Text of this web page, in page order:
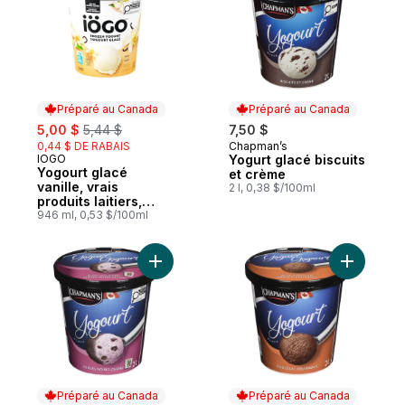
Préparé au Canada
sale:
5,00 $ , formerly:
5,44 $
0,44 $ DE RABAIS
Préparé au Canada
IÖGO
Yogourt glacé
vanille, vrais
produits laitiers,
cont.
946 ml, 0,53 $/100ml
Préparé au Canada
7,50 $
Préparé au Canada
Chapman’s
Yogurt glacé biscuits
et crème
2 l, 0,38 $/100ml
Préparé au Canada
Ajouter Yogurt glacé cerises noires
Préparé au Canada
Ajouter